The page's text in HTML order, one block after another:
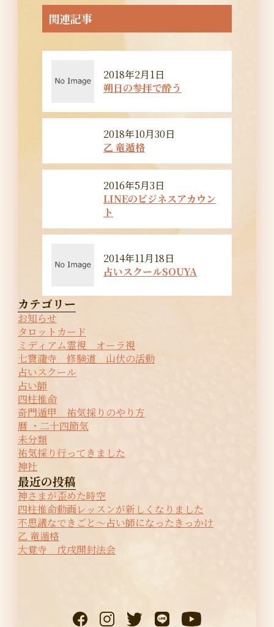
ョ
ン
関連記事
2018年2月1日
朔日の参拝で酔う
2018年10月30日
乙 竜遁格
2016年5月3日
LINEのビジネスアカウン
ト
2014年11月18日
占いスクールSOUYA
カテゴリー
お知らせ
タロットカード
ミディアム霊視 オーラ視
七寶瀧寺 修験道 山伏の活動
占いスクール
占い師
四柱推命
奇門遁甲 祐気採りのやり方
暦 ・二十四節気
未分類
祐気採り行ってきました
神社
最近の投稿
神さまが歪めた時空
四柱推命動画レッスンが新しくなりました
不思議なできごと〜占い師になったきっかけ
乙 竜遁格
大覚寺 戊戌開封法会